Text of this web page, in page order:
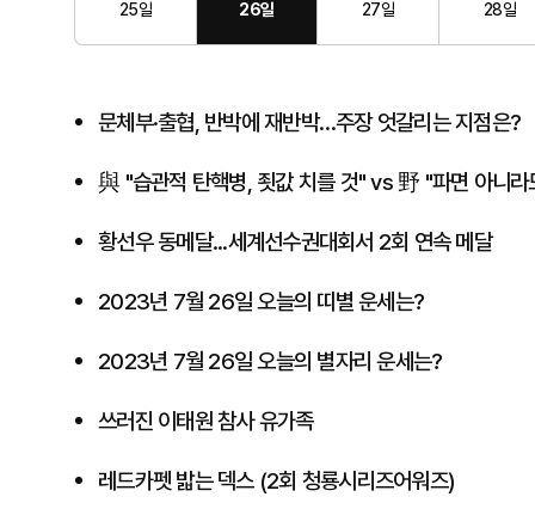
25일 26일 27일 28일
문체부·출협, 반박에 재반박…주장 엇갈리는 지점은?
與 "습관적 탄핵병, 죗값 치를 것" vs 野 "파면 아니라
황선우 동메달...세계선수권대회서 2회 연속 메달
2023년 7월 26일 오늘의 띠별 운세는?
2023년 7월 26일 오늘의 별자리 운세는?
쓰러진 이태원 참사 유가족
레드카펫 밟는 덱스 (2회 청룡시리즈어워즈)